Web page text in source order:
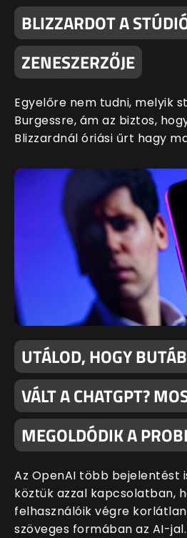
BLIZZARDOT A
ZENESZERZŐJE
Egyelőre nem tudni, melyik
Burgessre, ám az biztos,
Blizzardnál óriási űrt hagy
UTÁLOD, HOGY
VÁLT A CHATGPT?
MEGOLDÓDIK A
Az OpenAI több bejelentést
köztük azzal kapcsolatban,
felhasználóik végre
szöveges formában az AI-jal.